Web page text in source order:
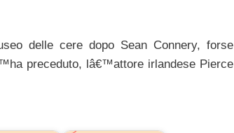
delle cere dopo Sean Connery, forse
preceduto, lâ€™attore irlandese Pierce